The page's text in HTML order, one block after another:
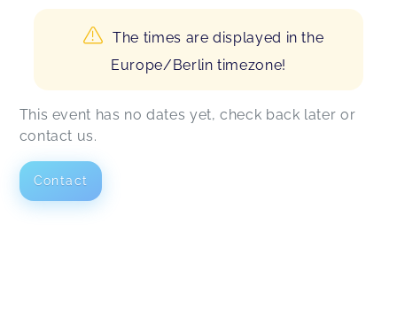
The times are displayed in the
Europe/Berlin timezone!
This event has no dates yet, check back later or
contact us.
Contact